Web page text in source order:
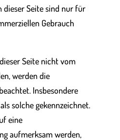
dieser Seite sind nur für
Gebrauch
Seite nicht vom
werden die
Insbesondere
solche gekennzeichnet.
eine
aufmerksam werden,